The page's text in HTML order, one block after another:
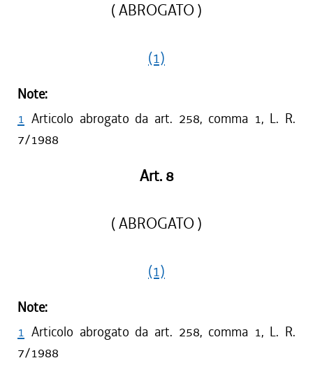
( ABROGATO )
(1)
Note:
1 Articolo abrogato da art. 258, comma 1, L. R.
7/1988
Art. 8
( ABROGATO )
(1)
Note:
1 Articolo abrogato da art. 258, comma 1, L. R.
7/1988